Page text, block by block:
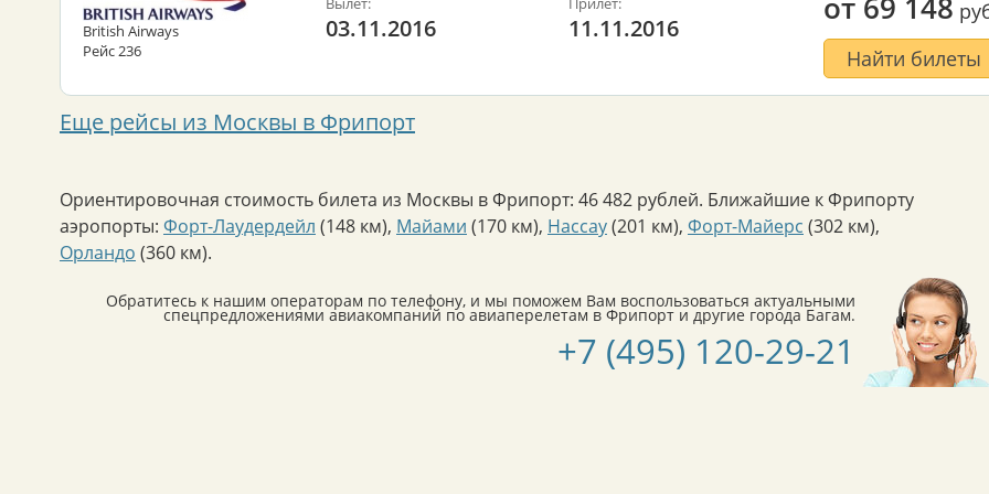
British Airways
Рейс 236
03.11.2016 11.11.2016
Найти билеты
Еще рейсы из Москвы в Фрипорт
Ориентировочная стоимость билета из Москвы в Фрипорт: 46 482 рублей. Ближайшие к Фрипорту
аэропорты: Форт-Лаудердейл (148 км), Майами (170 км), Нассау(201 км), Форт-Майерс (302 км),
Орландо (360 км).
Обратитесь к нашим операторам по телефону, и мы поможем Вам воспользоваться актуальными
спецпредложениями авиакомпаний по авиаперелетам в Фрипорт и другие города Багам.
+7 (495) 120-29-21